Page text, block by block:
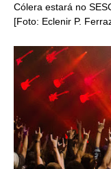
Cólera estará no
[Foto: Eclenir P.